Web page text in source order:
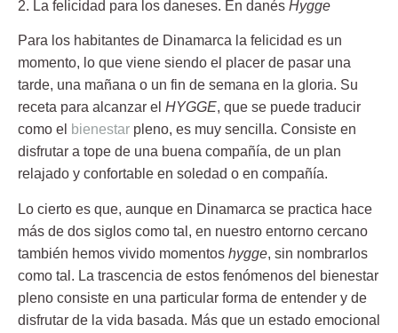
2. La felicidad para los daneses. En danés Hygge
Para los habitantes de Dinamarca la felicidad es un
momento, lo que viene siendo el placer de pasar una
tarde, una mañana o un fin de semana en la gloria. Su
receta para alcanzar el HYGGE, que se puede traducir
como el bienestar pleno, es muy sencilla. Consiste en
disfrutar a tope de una buena compañía, de un plan
relajado y confortable en soledad o en compañía.
Lo cierto es que, aunque en Dinamarca se practica hace
más de dos siglos como tal, en nuestro entorno cercano
también hemos vivido momentos hygge, sin nombrarlos
como tal. La trascencia de estos fenómenos del bienestar
pleno consiste en una particular forma de entender y de
disfrutar de la vida basada. Más que un estado emocional